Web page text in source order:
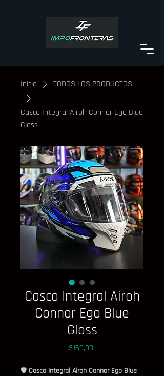
Inicio TODOS LOS PRODUCTOS
Casco Integral Airoh Connor Ego Blue
Gloss
Casco Integral Airoh
Connor Ego Blue
Gloss
$169,99Precio
🛡️ Casco Integral Airoh Connor Ego Blue